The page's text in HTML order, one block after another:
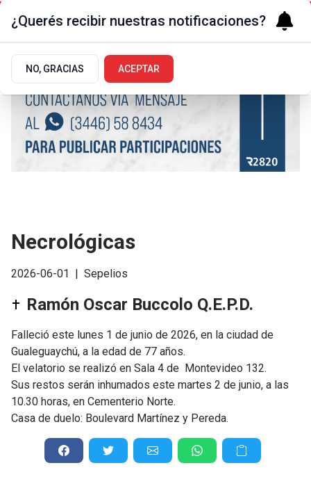
Necrológicas
2026-06-01 | Sepelios
Ramón Oscar Buccolo Q.E.P.D.
Falleció este lunes 1 de junio de 2026, en la ciudad de
Gualeguaychú, a la edad de 77 años.
El velatorio se realizó en Sala 4 de Montevideo 132.
Sus restos serán inhumados este martes 2 de junio, a las
10.30 horas, en Cementerio Norte.
Casa de duelo: Boulevard Martínez y Pereda.
¿Querés recibir nuestras notificaciones?
NO, GRACIAS ACEPTAR